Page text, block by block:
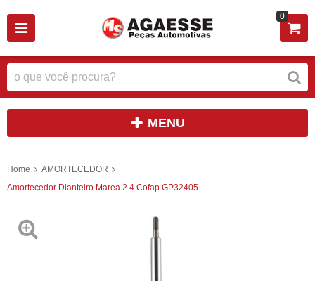
0
MENU
Home
AMORTECEDOR
Amortecedor Dianteiro Marea 2.4 Cofap GP32405